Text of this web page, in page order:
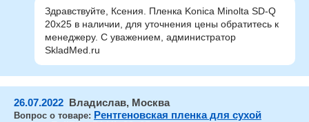
Здравствуйте, Ксения. Пленка Konica Minolta SD-Q
20x25 в наличии, для уточнения цены обратитесь к
менеджеру. С уважением, администратор
SkladMed.ru
26.07.2022 Владислав, Москва
Вопрос о товаре: Рентгеновская пленка для сухой